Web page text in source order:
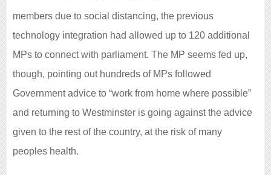
members due to social distancing, the previous
technology integration had allowed up to 120 additional
MPs to connect with parliament. The MP seems fed up,
though, pointing out hundreds of MPs followed
Government advice to “work from home where possible”
and returning to Westminster is going against the advice
given to the rest of the country, at the risk of many
peoples health.